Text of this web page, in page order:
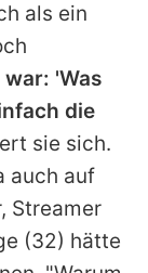
als ein
'Was
die
sie sich.
auch auf
Streamer
(32) hätte